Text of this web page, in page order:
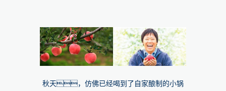
秋天，仿佛已经喝到了自家酿制的小锅